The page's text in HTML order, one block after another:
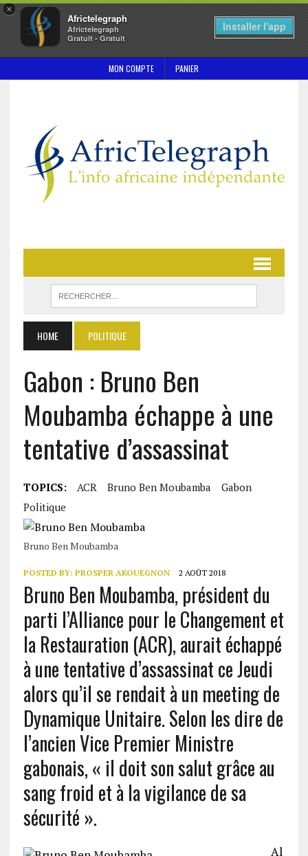
×
Africtelegraph
Africtelegraph
Gratuit - Gratuit
Installer l'app
MON COMPTE PANIER
HOME POLITIQUE
Gabon : Bruno Ben
Moubamba échappe à une
tentative d’assassinat
TOPICS: ACR Bruno Ben Moubamba
Gabon
Politique
Bruno Ben Moubamba
POSTED BY: PROSPER AKOUEGNON 2 AOÛT 2018
Bruno Ben Moubamba, président du
parti l’Alliance pour le Changement et
la Restauration (ACR), aurait échappé
à une tentative d’assassinat ce Jeudi
alors qu’il se rendait à un meeting de
Dynamique Unitaire. Selon les dire de
l’ancien Vice Premier Ministre
gabonais, « il doit son salut grâce au
sang froid et à la vigilance de sa
sécurité ».
Al